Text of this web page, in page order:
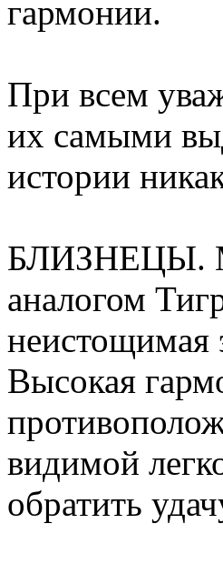
гармонии.
При всем
их самыми
истории
БЛИЗНЕЦЫ.
аналогом
неистощимая
Высокая
видимой
обратить